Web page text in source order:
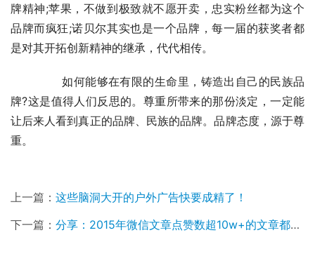
牌精神;苹果，不做到极致就不愿开卖，忠实粉丝都为这个
品牌而疯狂;诺贝尔其实也是一个品牌，每一届的获奖者都
是对其开拓创新精神的继承，代代相传。
牌?这是值得人们反思的。尊重所带来的那份淡定，一定能
让后来人看到真正的品牌、民族的品牌。品牌态度，源于尊
重。
上一篇： 这些脑洞大开的户外广告快要成精了！
下一篇： 分享：2015年微信文章点赞数超10w+的文章都写了些什么？